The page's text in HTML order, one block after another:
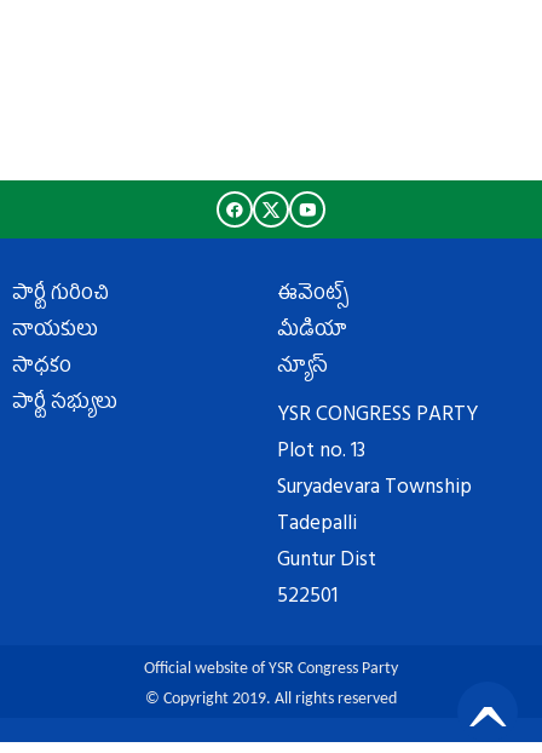
పార్టీ గురించి
నాయకులు
సాధకం
పార్టీ సభ్యులు
ఈవెంట్స్
మీడియా
న్యూస్
YSR CONGRESS PARTY
Plot no. 13
Suryadevara Township
Tadepalli
Guntur Dist
522501
Official website of YSR Congress Party
© Copyright 2019. All rights reserved